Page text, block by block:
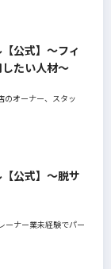
公式】～フィ
たい人材～
のオーナー、スタッ
ッフの採用基準、実
ネスについての魅力
公式】～脱サ
ーナー業未経験でパー